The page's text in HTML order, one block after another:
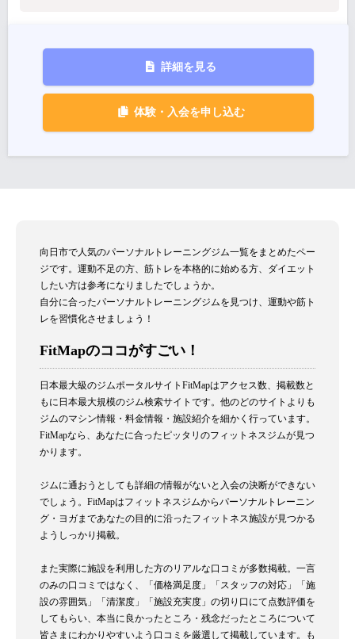
詳細を見る
体験・入会を申し込む
向日市で人気のパーソナルトレーニングジム一覧をまとめたペー
ジです。運動不足の方、筋トレを本格的に始める方、ダイエット
したい方は参考になりましたでしょうか。
自分に合ったパーソナルトレーニングジムを見つけ、運動や筋ト
レを習慣化させましょう！
FitMapのココがすごい！
日本最大級のジムポータルサイトFitMapはアクセス数、掲載数と
もに日本最大規模のジム検索サイトです。他のどのサイトよりも
ジムのマシン情報・料金情報・施設紹介を細かく行っています。
FitMapなら、あなたに合ったピッタリのフィットネスジムが見つ
かります。
ジムに通おうとしても詳細の情報がないと入会の決断ができない
でしょう。FitMapはフィットネスジムからパーソナルトレーニン
グ・ヨガまであなたの目的に沿ったフィットネス施設が見つかる
ようしっかり掲載。
また実際に施設を利用した方のリアルな口コミが多数掲載。一言
のみの口コミではなく、「価格満足度」「スタッフの対応」「施
設の雰囲気」「清潔度」「施設充実度」の切り口にて点数評価を
してもらい、本当に良かったところ・残念だったところについて
皆さまにわかりやすいよう口コミを厳選して掲載しています。も